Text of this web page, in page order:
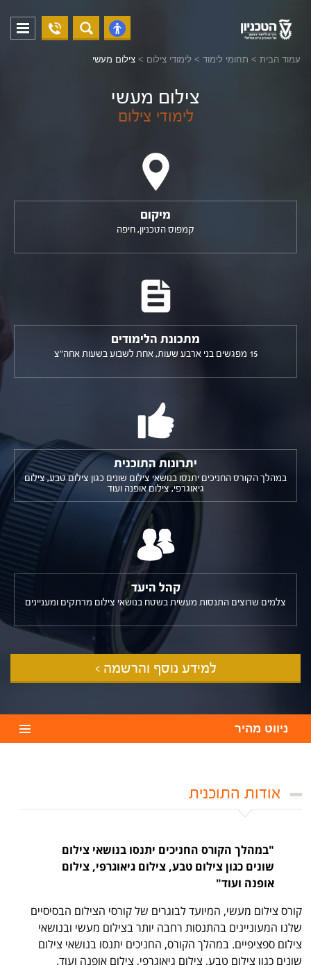
פתח
נגישות
04-
8294228
פתח
עמוד הבית > תחומי לימוד > לימודי צילום > צילום מעשי
צילום מעשי
לימודי צילום
מיקום
קמפוס הטכניון, חיפה
מתכונת הלימודים
15 מפגשים בני ארבע שעות, אחת לשבוע בשעות אחה"צ
יתרונות התוכנית
במהלך הקורס החניכים יתנסו בנושאי צילום שונים כגון צילום טבע, צילום
גיאוגרפי, צילום אופנה ועוד
קהל היעד
צלמים שרוצים התנסות מעשית בשטח בנושאי צילום מרתקים ומעניינים
למידע נוסף והרשמה >
ניווט מהיר
אודות התוכנית
"במהלך הקורס החניכים יתנסו בנושאי צילום
שונים כגון צילום טבע, צילום גיאוגרפי, צילום
אופנה ועוד"
קורס צילום מעשי, המיועד לבוגרים של קורסי הצילום הבסיסיים
שלנו המעוניינים בהתנסות רחבה יותר בצילום מעשי ובנושאי
צילום ספציפיים. במהלך הקורס, החניכים יתנסו בנושאי צילום
שונים כגון צילום טבע, צילום גיאוגרפי, צילום אופנה ועוד.